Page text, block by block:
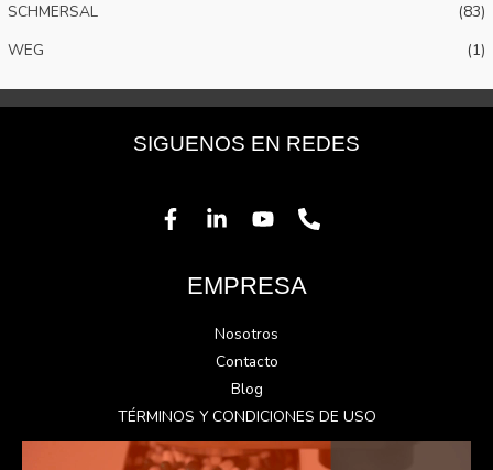
SCHMERSAL
(83)
WEG
(1)
SIGUENOS EN REDES
EMPRESA
Nosotros
Contacto
Blog
TÉRMINOS Y CONDICIONES DE USO
Reproductor